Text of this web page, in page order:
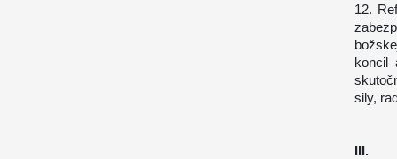
12.
koncil
sily,
III.